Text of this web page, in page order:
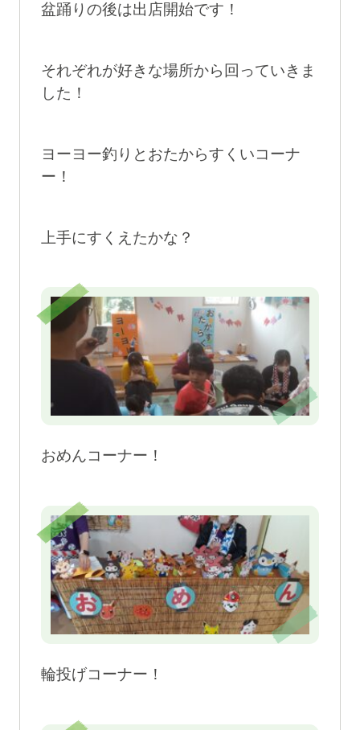
盆踊りの後は出店開始です！
それぞれが好きな場所から回っていきま
した！
ヨーヨー釣りとおたからすくいコーナ
ー！
上手にすくえたかな？
おめんコーナー！
輪投げコーナー！